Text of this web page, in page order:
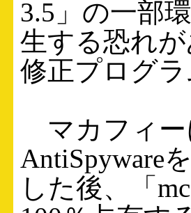
3.5」の一部
生する恐れ
修正プログ
マカフィー
AntiSpyware
した後、「